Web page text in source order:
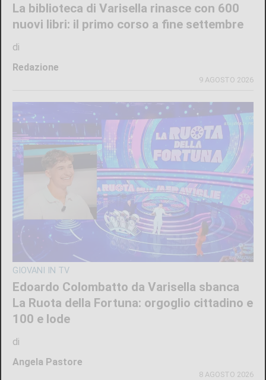
La biblioteca di Varisella rinasce con 600
nuovi libri: il primo corso a fine settembre
di
Redazione
9 AGOSTO 2026
GIOVANI IN TV
Edoardo Colombatto da Varisella sbanca
La Ruota della Fortuna: orgoglio cittadino e
100 e lode
di
Angela Pastore
8 AGOSTO 2026